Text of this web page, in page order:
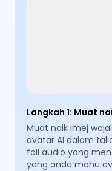
Langkah 1: Muat
Muat naik imej
avatar AI dalam
fail audio yang
yang anda mahu